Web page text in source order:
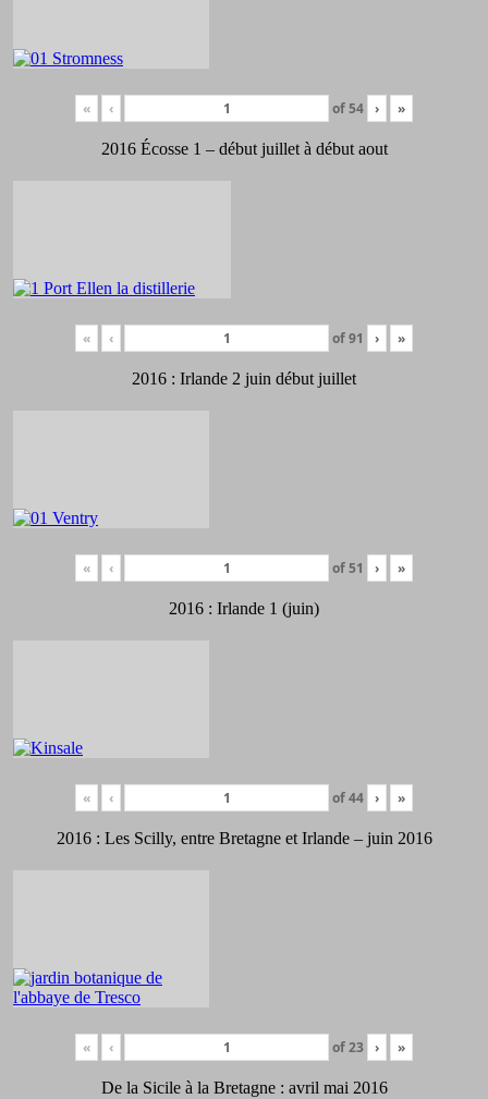
« ‹ of54 › »
2016 Écosse 1 – début juillet à début aout
« ‹ of91 › »
2016 : Irlande 2 juin début juillet
« ‹ of51 › »
2016 : Irlande 1 (juin)
« ‹ of44 › »
2016 : Les Scilly, entre Bretagne et Irlande – juin 2016
« ‹ of23 › »
De la Sicile à la Bretagne : avril mai 2016